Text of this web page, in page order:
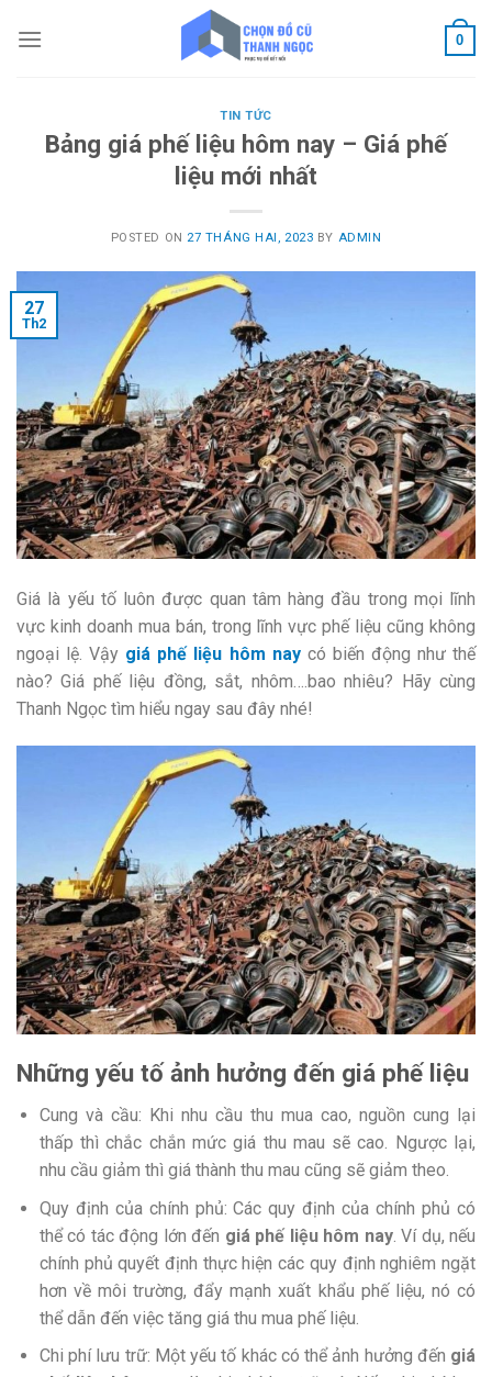
0
TIN TỨC
Bảng giá phế liệu hôm nay – Giá phế
liệu mới nhất
POSTED ON 27 THÁNG HAI, 2023 BY ADMIN
27
Th2
Giá là yếu tố luôn được quan tâm hàng đầu trong mọi lĩnh
vực kinh doanh mua bán, trong lĩnh vực phế liệu cũng không
ngoại lệ. Vậy giá phế liệu hôm naycó biến động như thế
nào? Giá phế liệu đồng, sắt, nhôm….bao nhiêu? Hãy cùng
Thanh Ngọc tìm hiểu ngay sau đây nhé!
Những yếu tố ảnh hưởng đến giá phế liệu
Cung và cầu: Khi nhu cầu thu mua cao, nguồn cung lại
thấp thì chắc chắn mức giá thu mau sẽ cao. Ngược lại,
nhu cầu giảm thì giá thành thu mau cũng sẽ giảm theo.
Quy định của chính phủ: Các quy định của chính phủ có
thể có tác động lớn đến giá phế liệu hôm nay. Ví dụ, nếu
chính phủ quyết định thực hiện các quy định nghiêm ngặt
hơn về môi trường, đẩy mạnh xuất khẩu phế liệu, nó có
thể dẫn đến việc tăng giá thu mua phế liệu.
Chi phí lưu trữ: Một yếu tố khác có thể ảnh hưởng đến giá